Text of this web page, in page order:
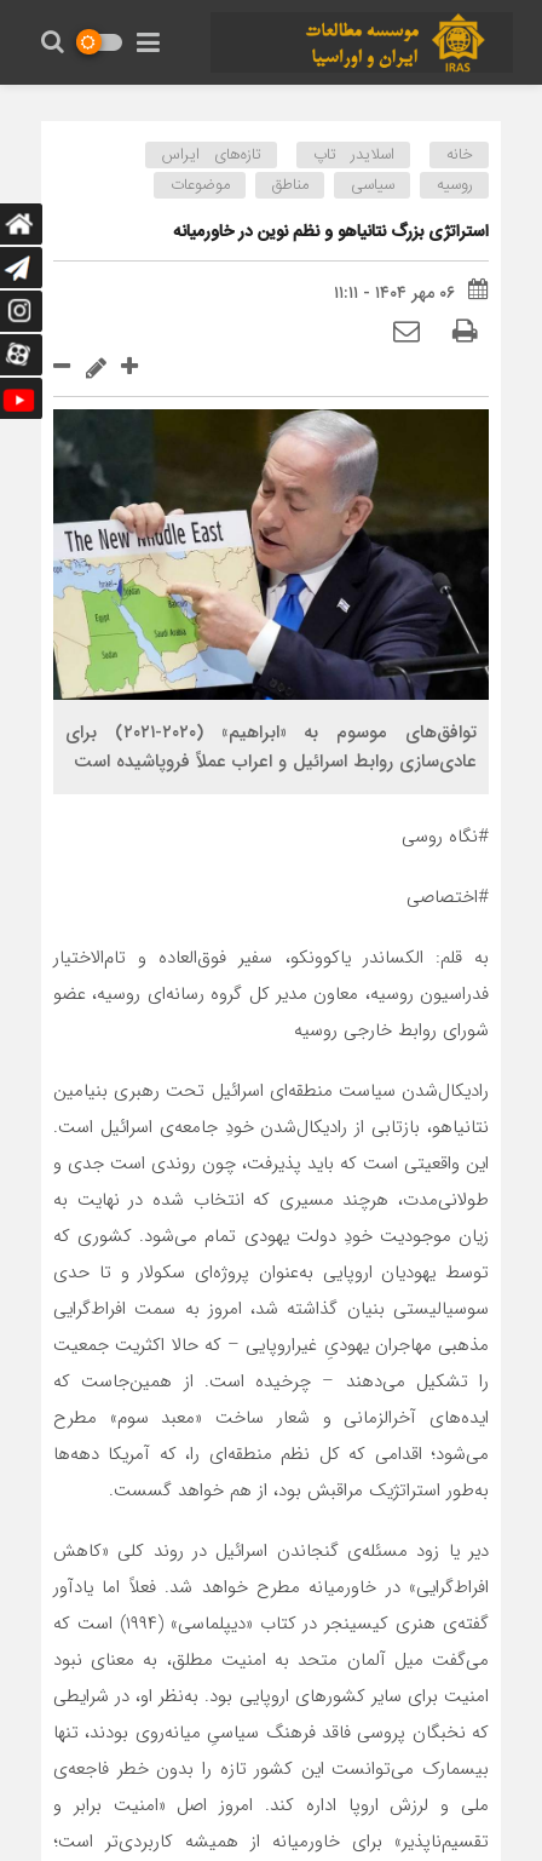
خانه اسلایدر تاپ
تازه‌های ایراس
روسیه
سیاسی مناطق موضوعات
استراتژی بزرگ نتانیاهو و نظم نوین در خاورمیانه
۰۶ مهر ۱۴۰۴ - ۱۱:۱۱
توافق‌های موسوم به «ابراهیم» (۲۰۲۰-۲۰۲۱) برای
عادی‌سازی روابط اسرائیل و اعراب عملاً فروپاشیده است
#نگاه روسی
#اختصاصی
به قلم: الکساندر یاکوونکو، سفیر فوق‌العاده و تام‌الاختیار
فدراسیون روسیه، معاون مدیر کل گروه رسانه‌ای روسیه، عضو
شورای روابط خارجی روسیه
رادیکال‌شدن سیاست منطقه‌ای اسرائیل تحت رهبری بنیامین
نتانیاهو، بازتابی از رادیکال‌شدن خودِ جامعه‌ی اسرائیل است.
این واقعیتی است که باید پذیرفت، چون روندی است جدی و
طولانی‌مدت، هرچند مسیری که انتخاب شده در نهایت به
زیان موجودیت خودِ دولت یهودی تمام می‌شود. کشوری که
توسط یهودیان اروپایی به‌عنوان پروژه‌ای سکولار و تا حدی
سوسیالیستی بنیان گذاشته شد، امروز به سمت افراط‌گرایی
مذهبی مهاجران یهودیِ غیراروپایی – که حالا اکثریت جمعیت
را تشکیل می‌دهند – چرخیده است. از همین‌جاست که
ایده‌های آخرالزمانی و شعار ساخت «معبد سوم» مطرح
می‌شود؛ اقدامی که کل نظم منطقه‌ای را، که آمریکا دهه‌ها
به‌طور استراتژیک مراقبش بود، از هم خواهد گسست.
دیر یا زود مسئله‌ی گنجاندن اسرائیل در روند کلی «کاهش
افراط‌گرایی» در خاورمیانه مطرح خواهد شد. فعلاً اما یادآور
گفته‌ی هنری کیسینجر در کتاب «دیپلماسی» (۱۹۹۴) است که
می‌گفت میل آلمان متحد به امنیت مطلق، به معنای نبود
امنیت برای سایر کشورهای اروپایی بود. به‌نظر او، در شرایطی
که نخبگان پروسی فاقد فرهنگ سیاسیِ میانه‌روی بودند، تنها
بیسمارک می‌توانست این کشور تازه را بدون خطر فاجعه‌ی
ملی و لرزش اروپا اداره کند. امروز اصل «امنیت برابر و
تقسیم‌ناپذیر» برای خاورمیانه از همیشه کاربردی‌تر است؛